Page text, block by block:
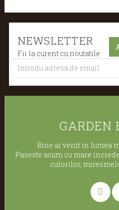
NEWSLETTER
Fii la curent cu noutatile
GARDEN
Bine ai venit in lumea
Paseste acum cu mare
culorilor,